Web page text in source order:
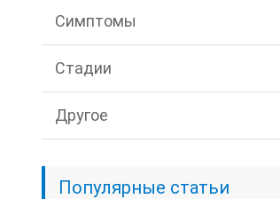
Симптомы
Стадии
Другое
Популярные статьи